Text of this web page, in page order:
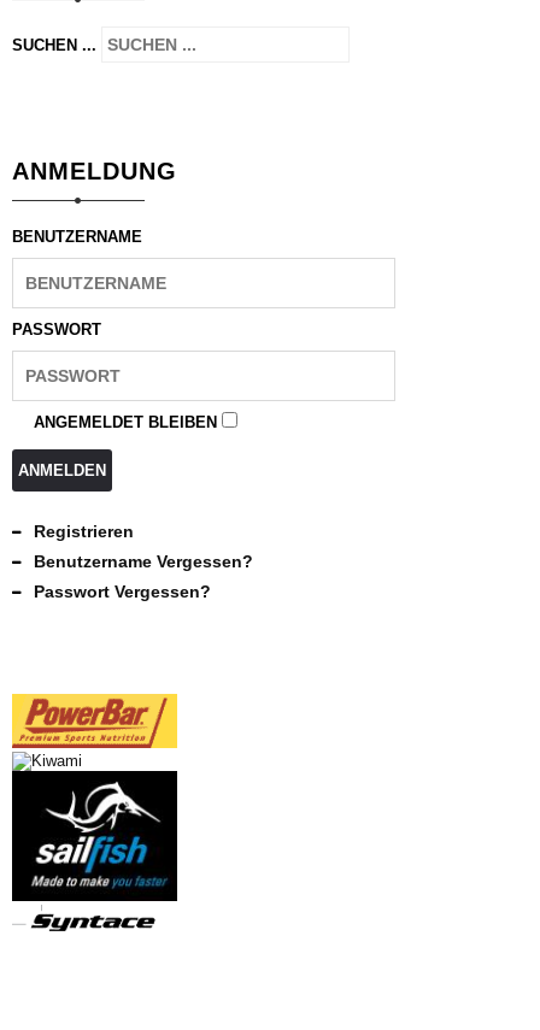
SUCHEN ...
ANMELDUNG
BENUTZERNAME
PASSWORT
ANGEMELDET BLEIBEN
ANMELDEN
Registrieren
Benutzername Vergessen?
Passwort Vergessen?